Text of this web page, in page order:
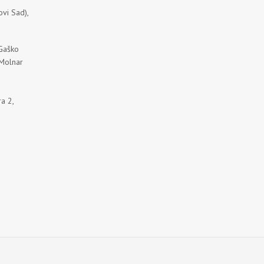
Sad),
2,